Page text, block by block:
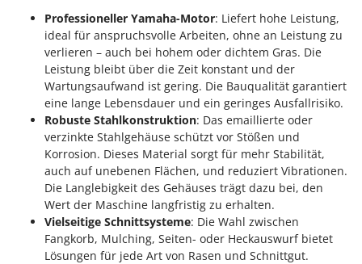
Mastercook
McCulloch
MCH
Michelin
Mille
Minox
Mockmill
More than chef
MOSA
MOVA
Mowox
Professioneller Yamaha-Motor: Liefert hohe Leistung,
ideal für anspruchsvolle Arbeiten, ohne an Leistung zu
verlieren – auch bei hohem oder dichtem Gras. Die
Leistung bleibt über die Zeit konstant und der
Wartungsaufwand ist gering. Die Bauqualität garantiert
eine lange Lebensdauer und ein geringes Ausfallrisiko.
Robuste Stahlkonstruktion: Das emaillierte oder
verzinkte Stahlgehäuse schützt vor Stößen und
Korrosion. Dieses Material sorgt für mehr Stabilität,
auch auf unebenen Flächen, und reduziert Vibrationen.
Die Langlebigkeit des Gehäuses trägt dazu bei, den
Wert der Maschine langfristig zu erhalten.
Vielseitige Schnittsysteme: Die Wahl zwischen
Fangkorb, Mulching, Seiten- oder Heckauswurf bietet
Lösungen für jede Art von Rasen und Schnittgut.